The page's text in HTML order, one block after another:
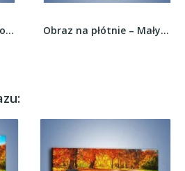
Obraz na płótnie – Widok ze szczytu –... Obraz na płótnie – Mały mostek przez rzeczkę –...